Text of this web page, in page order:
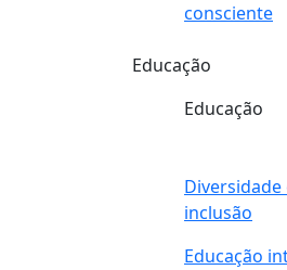
consciente
Educação
Educação
Diversidade
inclusão
Educação